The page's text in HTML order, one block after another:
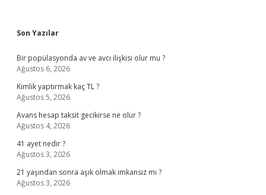
Sidebar
Son Yazılar
Bir popülasyonda av ve avcı ilişkisi olur mu ?
Ağustos 6, 2026
Kimlik yaptırmak kaç TL ?
Ağustos 5, 2026
Avans hesap taksit gecikirse ne olur ?
Ağustos 4, 2026
41 ayet nedir ?
Ağustos 3, 2026
21 yaşından sonra aşık olmak imkansız mı ?
Ağustos 3, 2026